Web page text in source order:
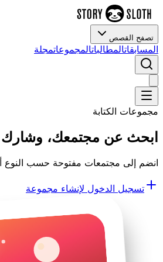
تصفح القصص
المسابقاتالمطالباتالمجموعاتمجلة
مجموعات الكتابة
ابحث عن مجتمعك، وشارك
انضم إلى مجتمعات مفتوحة حسب النوع
تسجيل الدخول لإنشاء مجموعة